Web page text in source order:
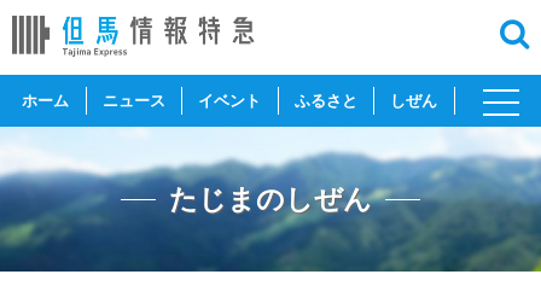
ホーム ニュース イベント ふるさと しぜん
toggle
たじまのしぜん